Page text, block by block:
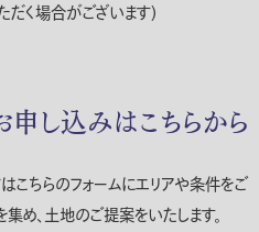
だく場合がございます)
し込みはこちらから
こちらのフォームにエリアや条件をご
め、土地のご提案をいたします。